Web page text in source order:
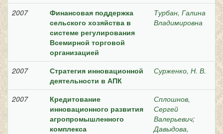
2007
Финансовая поддержка
сельского хозяйства в
системе регулирования
Всемирной торговой
организацией
Турбан, Галина
Владимировна
2007
Стратегия инновационной
деятельности в АПК
Сурженко, Н. В.
2007
Кредитование
инновационного развития
агропромышленного
комплекса
Сплошнов,
Сергей
Валерьевич;
Давыдова,